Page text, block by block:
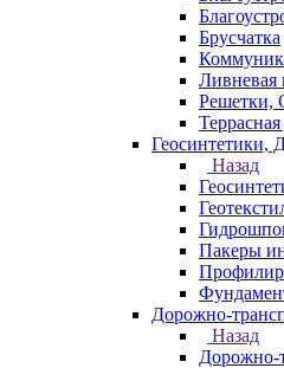
Брусчатка
Ливневая
Решетки,
Террасная
Геосинтетики,
Назад
Пакеры
Дорожно-
Назад
Дорожно-